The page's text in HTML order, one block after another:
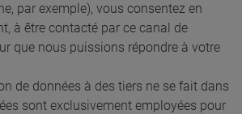
par exemple), vous consentez en
à être contacté par ce canal de
que nous puissions répondre à votre
de données à des tiers ne se fait dans
sont exclusivement employées pour